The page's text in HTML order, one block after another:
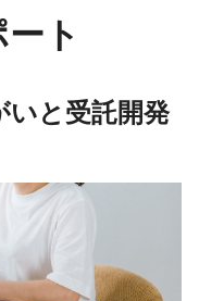
ト
と受託開発